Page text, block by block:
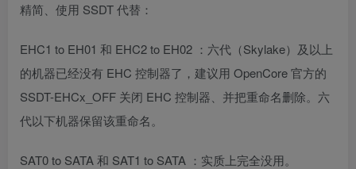
精简、使用 SSDT 代替：
EHC1 to EH01 和 EHC2 to EH02 ：六代（Skylake）及以上
的机器已经没有 EHC 控制器了，建议用 OpenCore 官方的
SSDT-EHCx_OFF 关闭 EHC 控制器、并把重命名删除。六
代以下机器保留该重命名。
SAT0 to SATA 和 SAT1 to SATA ：实质上完全没用。